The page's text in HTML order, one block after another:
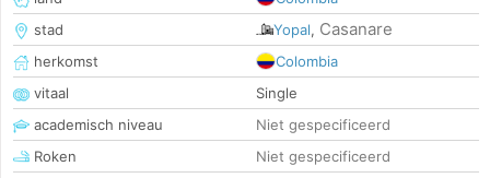
stad
Yopal, Casanare
herkomst
Colombia
vitaal
Single
academisch niveau
Niet gespecificeerd
Roken
Niet gespecificeerd